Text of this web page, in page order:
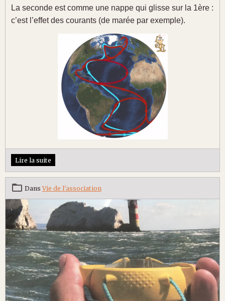
La seconde est comme une nappe qui glisse sur la 1ère :
c’est l’effet des courants (de marée par exemple).
Lire la suite
Dans Vie de l'association